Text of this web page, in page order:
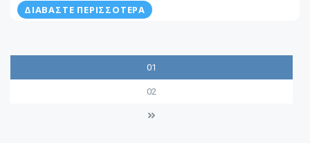
ΔΙΑΒΆΣΤΕ ΠΕΡΙΣΣΌΤΕΡΑ
01
02